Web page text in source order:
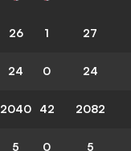
26 1 27
24 0 24
2040 42 2082
5 0 5